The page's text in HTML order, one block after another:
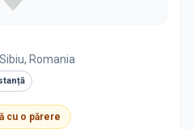
Romania
cu o părere